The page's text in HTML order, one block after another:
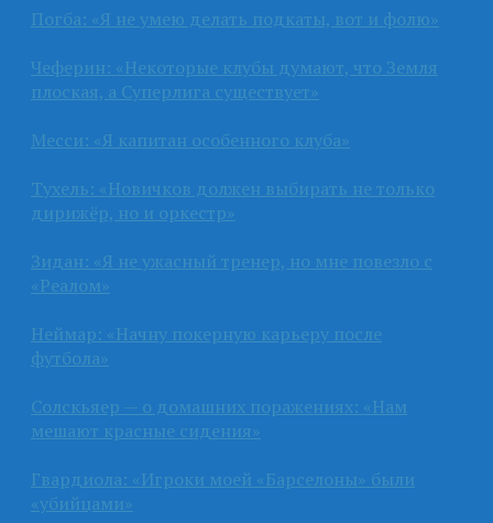
Погба: «Я не умею делать подкаты, вот и фолю»
Чеферин: «Некоторые клубы думают, что Земля
плоская, а Суперлига существует»
Месси: «Я капитан особенного клуба»
Тухель: «Новичков должен выбирать не только
дирижёр, но и оркестр»
Зидан: «Я не ужасный тренер, но мне повезло с
«Реалом»
Неймар: «Начну покерную карьеру после
футбола»
Солскьяер — о домашних поражениях: «Нам
мешают красные сидения»
Гвардиола: «Игроки моей «Барселоны» были
«убийцами»